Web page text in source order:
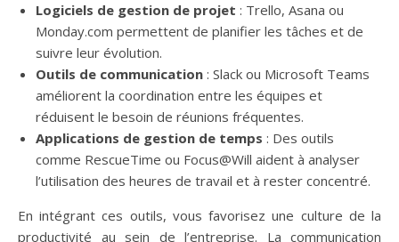
Logiciels de gestion de projet : Trello, Asana ou
Monday.com permettent de planifier les tâches et de
suivre leur évolution.
Outils de communication : Slack ou Microsoft Teams
améliorent la coordination entre les équipes et
réduisent le besoin de réunions fréquentes.
Applications de gestion de temps : Des outils
comme RescueTime ou Focus@Will aident à analyser
l’utilisation des heures de travail et à rester concentré.
En intégrant ces outils, vous favorisez une culture de la
productivité au sein de l’entreprise. La communication